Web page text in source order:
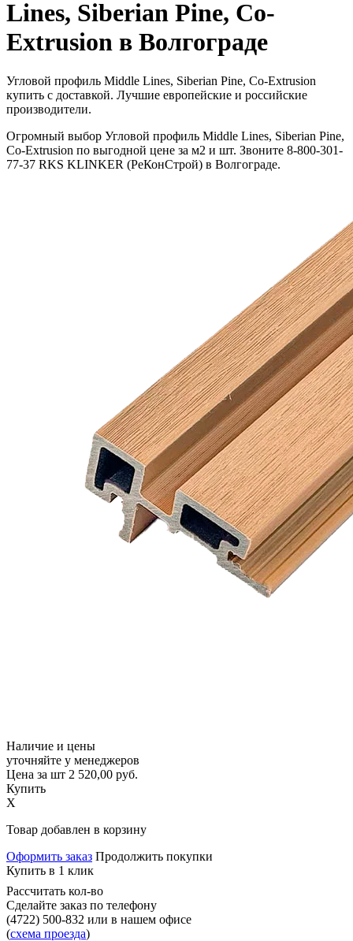
Lines, Siberian Pine, Co-
Extrusion в Волгограде
Угловой профиль Middle Lines, Siberian Pine, Co-Extrusion
купить с доставкой. Лучшие европейские и российские
производители.
Огромный выбор Угловой профиль Middle Lines, Siberian Pine,
Co-Extrusion по выгодной цене за м2 и шт. Звоните 8-800-301-
77-37 RKS KLINKER (РеКонСтрой) в Волгограде.
Наличие и цены
уточняйте у менеджеров
Цена за шт 2 520,00 руб.
Купить
X
Товар добавлен в корзину
Оформить заказ Продолжить покупки
Купить в 1 клик
Рассчитать кол-во
Сделайте заказ по телефону
(4722) 500-832 или в нашем офисе
(схема проезда)